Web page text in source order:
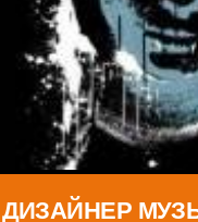
ДИЗАЙНЕР